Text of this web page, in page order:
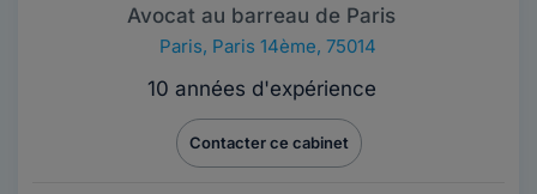
Avocat au barreau de Paris
Paris, Paris 14ème, 75014
10 années d'expérience
Contacter ce cabinet